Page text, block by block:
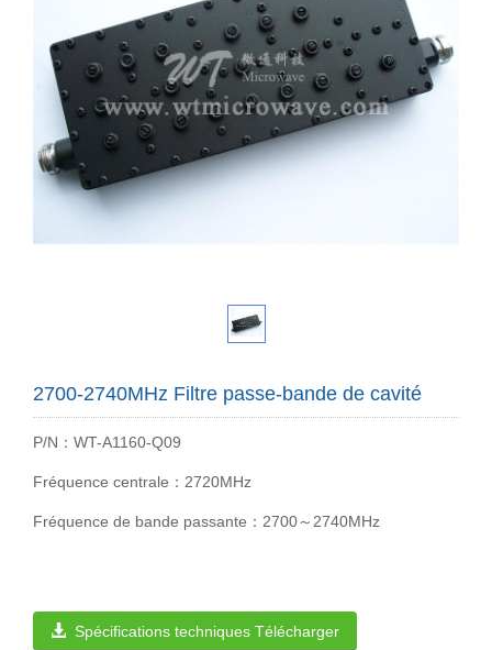
2700-2740MHz Filtre passe-bande de cavité
P/N：WT-A1160-Q09
Fréquence centrale：2720MHz
Fréquence de bande passante：2700～2740MHz
Spécifications techniques Télécharger